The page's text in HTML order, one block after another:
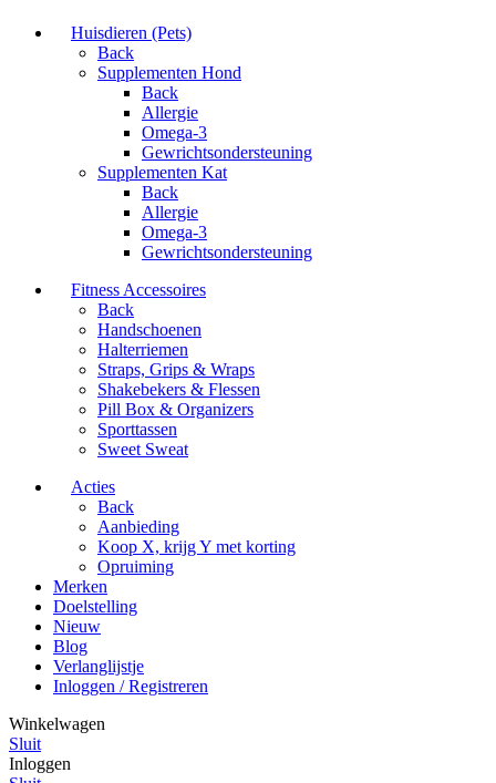
Huisdieren (Pets)
Back
Supplementen Hond
Back
Allergie
Omega-3
Gewrichtsondersteuning
Supplementen Kat
Back
Allergie
Omega-3
Gewrichtsondersteuning
Fitness Accessoires
Back
Handschoenen
Halterriemen
Straps, Grips & Wraps
Shakebekers & Flessen
Pill Box & Organizers
Sporttassen
Sweet Sweat
Acties
Back
Aanbieding
Koop X, krijg Y met korting
Opruiming
Merken
Doelstelling
Nieuw
Blog
Verlanglijstje
Inloggen / Registreren
Winkelwagen
Sluit
Inloggen